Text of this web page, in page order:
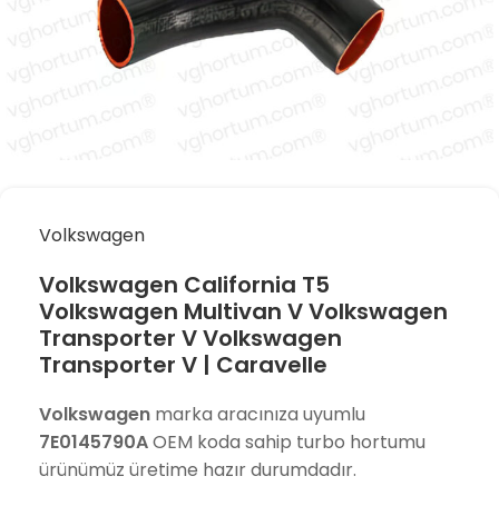
Volkswagen
Volkswagen California T5
Volkswagen Multivan V Volkswagen
Transporter V Volkswagen
Transporter V | Caravelle
Volkswagen marka aracınıza uyumlu
7E0145790AOEM koda sahip turbo hortumu
ürünümüz üretime hazır durumdadır.